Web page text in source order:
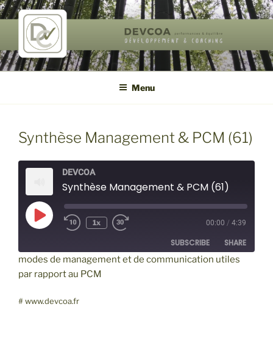
Aller
au
contenu
principal
DEVCOA
performances & équilibre de vie
Menu
Synthèse Management & PCM (61)
DEVCOA
Synthèse Management & PCM (61)
Play
Episode
1x 00:00 / 4:39
SUBSCRIBE SHARE
SHARE
LINK
modes de management et de communication utiles
par rapport au PCM
# www.devcoa.fr